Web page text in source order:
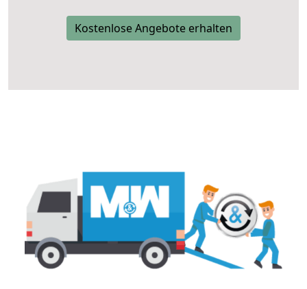
Kostenlose Angebote erhalten